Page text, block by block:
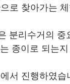
로 찾아가는
분리수거의
종이로 되는
에서 진행하였습